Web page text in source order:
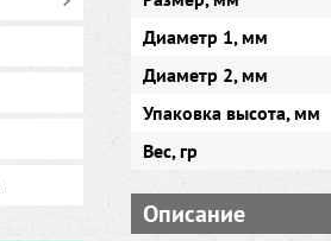
Диаметр 1, мм
Диаметр 2, мм
Упаковка высота, мм
Вес, гр
Описание